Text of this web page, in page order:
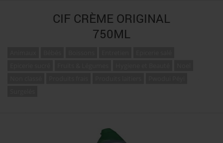
CIF CRÈME ORIGINAL
750ML